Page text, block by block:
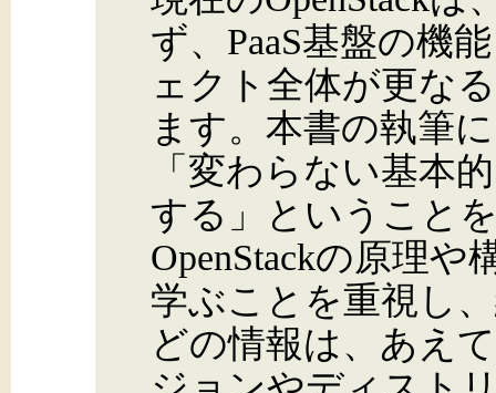
ず、PaaS基盤の機
ェクト全体が更な
ます。本書の執筆
「変わらない基本
する」ということ
OpenStackの原理
学ぶことを重視し
どの情報は、あえ